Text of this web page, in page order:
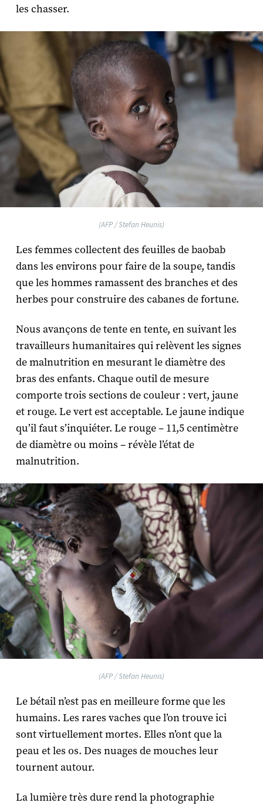
les chasser.
(AFP / Stefan Heunis)
Les femmes collectent des feuilles de baobab
dans les environs pour faire de la soupe, tandis
que les hommes ramassent des branches et des
herbes pour construire des cabanes de fortune.
Nous avançons de tente en tente, en suivant les
travailleurs humanitaires qui relèvent les signes
de malnutrition en mesurant le diamètre des
bras des enfants. Chaque outil de mesure
comporte trois sections de couleur : vert, jaune
et rouge. Le vert est acceptable. Le jaune indique
qu’il faut s’inquiéter. Le rouge – 11,5 centimètre
de diamètre ou moins – révèle l’état de
malnutrition.
(AFP / Stefan Heunis)
Le bétail n’est pas en meilleure forme que les
humains. Les rares vaches que l’on trouve ici
sont virtuellement mortes. Elles n’ont que la
peau et les os. Des nuages de mouches leur
tournent autour.
La lumière très dure rend la photographie